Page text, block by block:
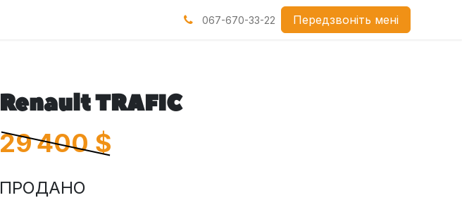
067-670-33-22 Передзвоніть мені
Renault TRAFIC
29 400$
ПРОДАНО